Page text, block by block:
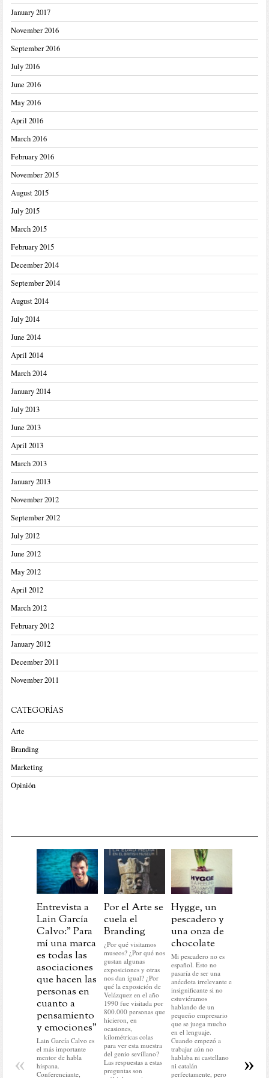
January 2017
November 2016
September 2016
July 2016
June 2016
May 2016
April 2016
March 2016
February 2016
November 2015
August 2015
July 2015
March 2015
February 2015
December 2014
September 2014
August 2014
July 2014
June 2014
April 2014
March 2014
January 2014
July 2013
June 2013
April 2013
March 2013
January 2013
November 2012
September 2012
July 2012
June 2012
May 2012
April 2012
March 2012
February 2012
January 2012
December 2011
November 2011
CATEGORÍAS
Arte
Branding
Marketing
Opinión
Entrevista a
Lain García
Calvo:” Para
mí una marca
es todas las
asociaciones
que hacen las
personas en
cuanto a
pensamiento
y emociones”
Lain García Calvo es
el más importante
mentor de habla
hispana.
Conferenciante,
Por el Arte se
cuela el
Branding
¿Por qué visitamos
museos? ¿Por qué nos
gustan algunas
exposiciones y otras
nos dan igual? ¿Por
qué la exposición de
Velázquez en el año
1990 fue visitada por
800.000 personas que
hicieron, en
ocasiones,
kilométricas colas
para ver esta muestra
del genio sevillano?
Las respuestas a estas
preguntas son
Hygge, un
pescadero y
una onza de
chocolate
Mi pescadero no es
español. Esto no
pasaría de ser una
anécdota irrelevante e
insignificante si no
estuviéramos
hablando de un
pequeño empresario
que se juega mucho
en el lenguaje.
Cuando empezó a
trabajar aún no
hablaba ni castellano
ni catalán
perfectamente, pero
llegar.
no voy a
« »